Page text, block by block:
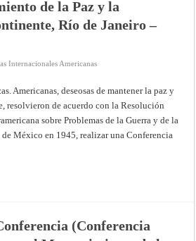
de la Paz y la
Río de Janeiro –
Internacionales Americanas
Americanas, deseosas de mantener la paz y
resolvieron de acuerdo con la Resolución
sobre Problemas de la Guerra y de la
de México en 1945, realizar una Conferencia
(Conferencia